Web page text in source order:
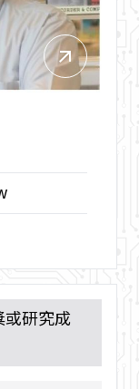
arrow_outward
或研究成